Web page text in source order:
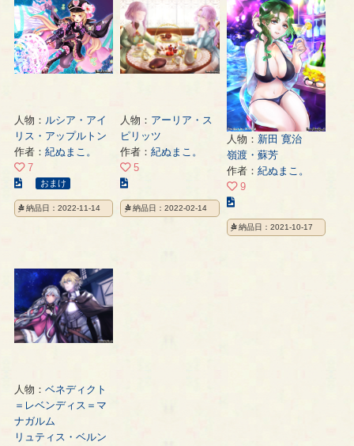
人物： ルシア・アイ
リス・アップルトン
作者： 紀ぬまこ。
7
こ
の
イ
の
ペ
ー
ジ
おまけ
納品日：2022-11-14
人物： アーリア・ス
ピリッツ
作者：紀ぬまこ。
5
の
イ
納品日：2022-02-14
人物： 新田 寛治
嶺渡・蘇芳
作者： 紀ぬまこ。
9
の
イ
納品日：2021-10-17
人物： ベネディクト
＝レベンディス＝マ
ナガルム
リュティス・ベルン